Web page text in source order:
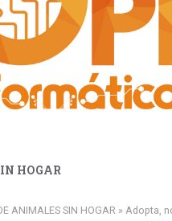
HOGAR
ANIMALES SIN HOGAR » Adopta,